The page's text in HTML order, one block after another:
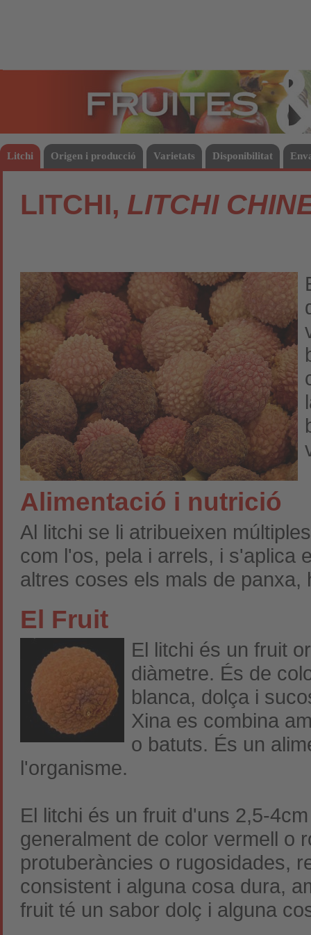
Litchi Origen i producció Varietats Disponibilitat
LITCHI, LITCHI
Alimentació i nutrició
Al litchi se li atribueixen
com l'os, pela i arrels, i s'aplica
altres coses els mals de panxa,
El Fruit
El litchi és un fruit
diàmetre. És de
blanca, dolça i
Xina es combina
o batuts. És un
l'organisme.
El litchi és un fruit d'uns 2,5-
generalment de color vermell o
protuberàncies o rugosidades,
consistent i alguna cosa dura,
fruit té un sabor dolç i alguna